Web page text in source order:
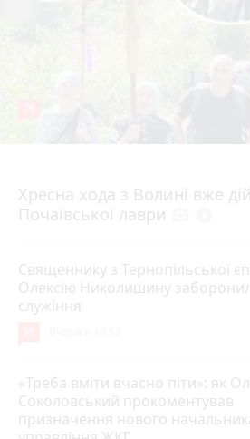
Хресна хода з Волині вже
Почаївської лаври
Священнику з Тернопільської
Олексію Николишину
служіння
«Треба вміти вчасно піти»: як
Соколовський прокоментував
призначення нового